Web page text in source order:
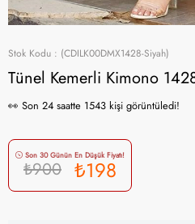
Stok Kodu (CDILK00DMX1428-Siyah)
Tünel Kemerli Kimono
👀 Son 24 saatte 1543 kişi görüntüledi!
Son 30 Günün En Düşük Fiyatı!
₺900 ₺198